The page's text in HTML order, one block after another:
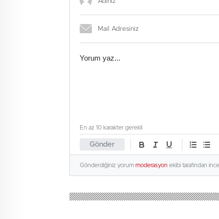
Gönder
En az 10 karakter gerekli
Gönderdiğiniz yorum moderasyon ekibi tarafından